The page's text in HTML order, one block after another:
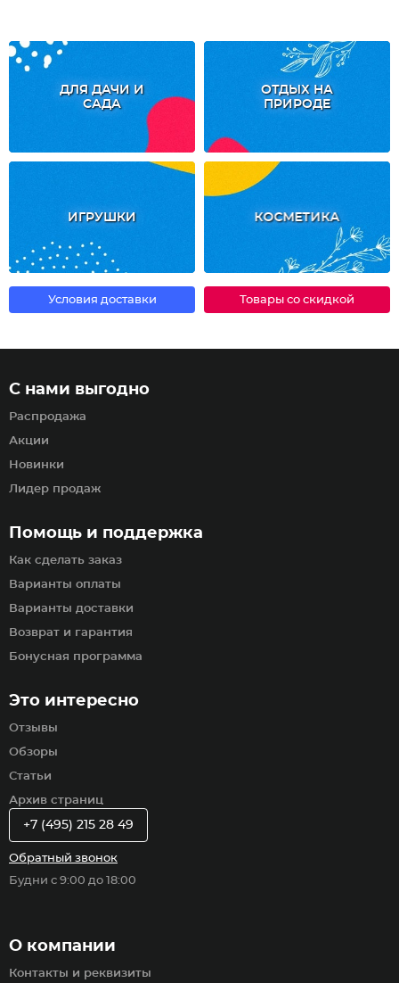
ДЛЯ ДАЧИ И
САДА
ОТДЫХ НА
ПРИРОДЕ
ИГРУШКИ КОСМЕТИКА
Условия доставки Товары со скидкой
Помощь и поддержка
Как сделать заказ
Варианты оплаты
Варианты доставки
Возврат и гарантия
Бонусная программа
С нами выгодно
Распродажа
Акции
Новинки
Лидер продаж
Это интересно
Отзывы
Обзоры
Статьи
Архив страниц
О компании
Контакты и реквизиты
+7 (495) 215 28 49
Обратный звонок
Будни с 9:00 до 18:00